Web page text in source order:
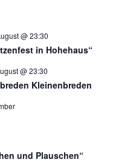
@ 23:30
in Hohehaus“
@ 23:30
Kleinenbreden
und Plauschen“